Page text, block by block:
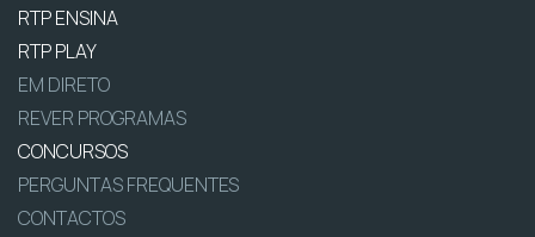
RTP ENSINA
RTP PLAY
EM DIRETO
REVER PROGRAMAS
CONCURSOS
PERGUNTAS FREQUENTES
CONTACTOS